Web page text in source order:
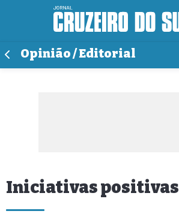
Opinião / Editorial
Iniciativas positivas